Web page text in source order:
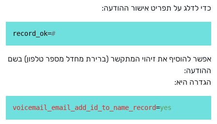
כדי לדלג על תפריט אישור ההודעה:
record_ok=#
אפשר להוסיף את זיהוי המתקשר (ברירת מחדל מספר טלפון) בשם
ההודעה:
הגדרה היא:
voicemail_email_add_id_to_name_record=yes